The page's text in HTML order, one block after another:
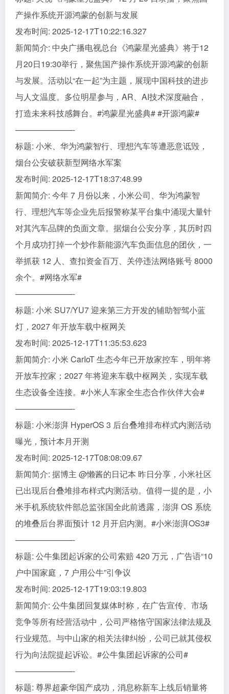
产操作系统开源鸿蒙的创新与发展
发布时间: 2025-12-17T10:22:16.327
新闻简介: 中央广播电视总台《鸿蒙星光盛典》将于12
月20日19:30举行，聚焦国产操作系统开源鸿蒙的创新
与发展。活动以“在一起”为主题，展现中国科技的进步
与人文温度。多位明星参与，AR、AI技术深度融合，
打造未来科技感舞台。#鸿蒙星光盛典# #开源鸿蒙#
———————-
标题: 小米、华为鸿蒙智行、理想汽车等遭恶意诋毁，
烟台公安破获新型网络水军案
发布时间: 2025-12-17T18:37:48.99
新闻简介: 今年 7 月份以来，小米公司、华为鸿蒙智
行、理想汽车等企业先后报警称某平台集中涌现大量针
对其汽车品牌的负面文章。据烟台公安分享，其历时四
个月成功打掉一个炒作新能源汽车负面信息的团伙，一
举抓获 12 人、查扣资金百万、关停违法网络账号 8000
余个。#网络水军#
———————-
标题: 小米 SU7/YU7 迎来第三方开发的辅助智驾小蓝
灯，2027 年开放车载中枢网关
发布时间: 2025-12-17T11:35:53.623
新闻简介: 小米 CarIoT 生态今年已开放家控车，明年将
开放车控家；2027 年将迎来车载中枢网关，实现车载
生态设备全连接。#小米人车家全生态合作伙伴大会#
———————-
标题: 小米澎湃 HyperOS 3 后台叠堆排布样式内测活动
曝光，预计本月开测
发布时间: 2025-12-17T08:08:09.67
新闻简介: 据博主 @懒酱的日记本 昨日分享，小米社区
已出现后台叠堆排布样式内测活动。值得一提的是，小
米手机系统软件部总监张国全此前透露，澎湃 OS 系统
的堆叠后台界面预计 12 月开启内测。#小米澎湃OS3#
———————-
标题: 公牛集团起诉家的公司索赔 420 万元，广告语“10
户中国家庭，7 户用公牛”引争议
发布时间: 2025-12-17T19:03:19.803
新闻简介: 公牛集团回复媒体时称，在广告宣传、市场
竞争等所有经营活动中，公司严格恪守国家法律法规及
行业规范。与中山家的相关法律纠纷，公司已就其侵权
行为向法院提起诉讼。#公牛集团起诉家的公司#
———————-
标题: 尊界超豪华国产成功，消息称新车上线后销量将